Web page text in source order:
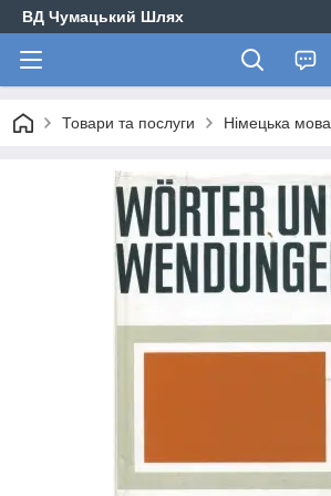
ВД Чумацький Шлях
Товари та послуги Німецька мова